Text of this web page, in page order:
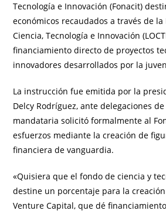
Tecnología e Innovación (Fonacit)
económicos recaudados a través de la
Ciencia, Tecnología e Innovación
financiamiento directo de proyectos
innovadores desarrollados por la
La instrucción fue emitida por la
Delcy Rodríguez, ante delegaciones
mandataria solicitó formalmente al
esfuerzos mediante la creación de
financiera de vanguardia.
«Quisiera que el fondo de ciencia y
destine un porcentaje para la
Venture Capital, que dé